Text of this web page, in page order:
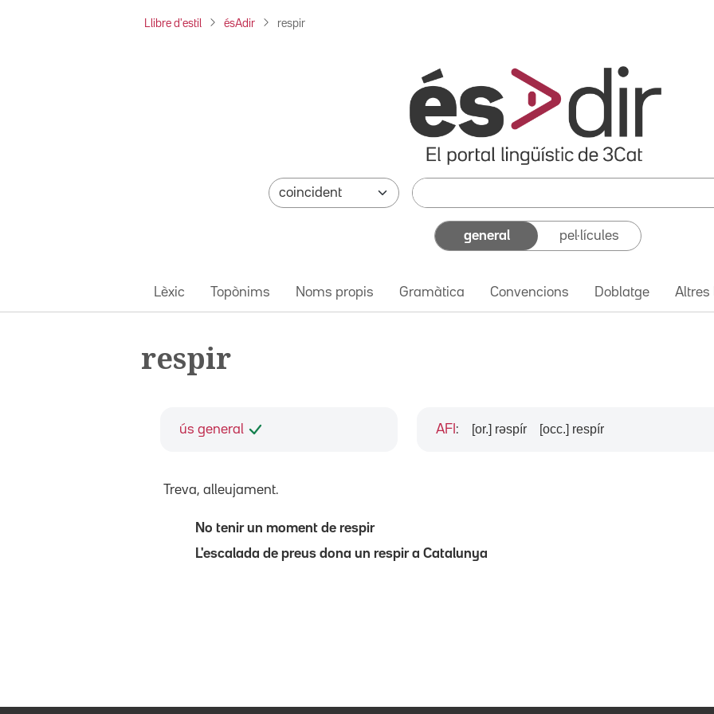
Llibre d'estil ésAdir respir
general pel·lícules
Lèxic Topònims Noms propis Gramàtica Convencions Doblatge Altres
respir
ús general AFI : [or.] rəspír [occ.] respír
Treva, alleujament.
No tenir un moment de respir
L'escalada de preus dona un respir a Catalunya